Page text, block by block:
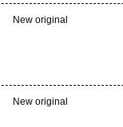
New original
New original